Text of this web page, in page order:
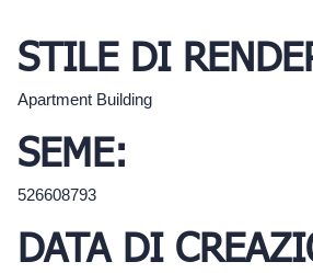
STILE DI
Apartment Building
SEME:
526608793
DATA DI